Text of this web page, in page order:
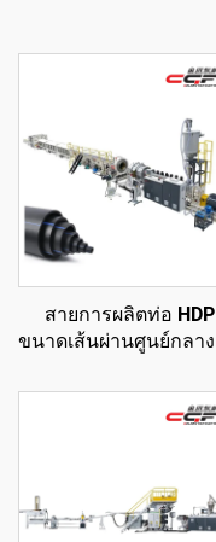
สายการผลิตท่อ
ขนาดเส้นผ่านศูนย์กลาง